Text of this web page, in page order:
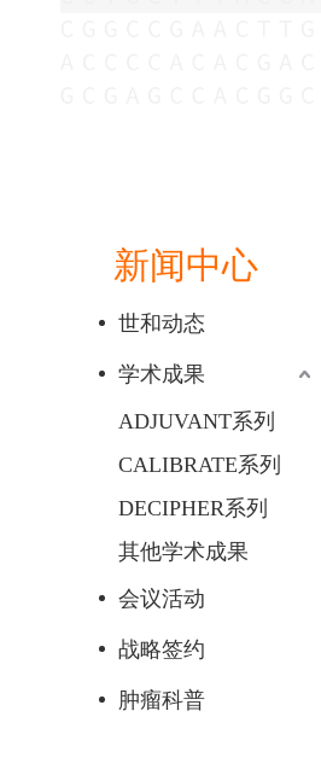
新闻中心
世和动态
学术成果
ADJUVANT系列
CALIBRATE系列
DECIPHER系列
其他学术成果
会议活动
战略签约
肿瘤科普